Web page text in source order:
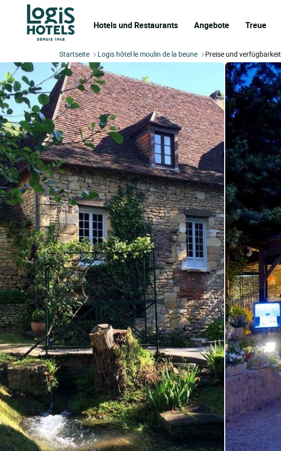
Hotels und Restaurants Angebote Treue
Startseite Logis hôtel le moulin de la beune Preise und verfügbarkeit